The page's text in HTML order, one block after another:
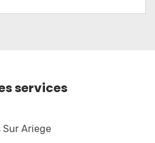
services
Sur Ariege